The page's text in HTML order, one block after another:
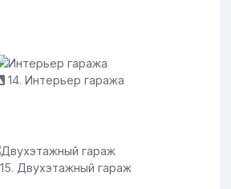
14. Интерьер гаража
15. Двухэтажный гараж